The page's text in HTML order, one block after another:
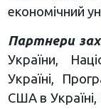
економічний
Партнери
України,
Україні,
США в